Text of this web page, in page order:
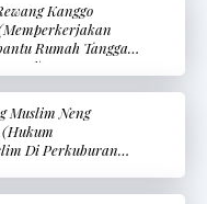
Kanggo
Rumah Tangga
Istri)
Muslim Neng
(Hukum
Di Perkuburan